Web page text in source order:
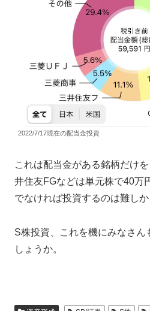
2022/7/17現在の配当金投資
これは配当金がある銘柄だけ
井住友FGなどは単元株で40万
でなければ投資するのは難しか
S株投資、これを機にみなさ
しょうか。